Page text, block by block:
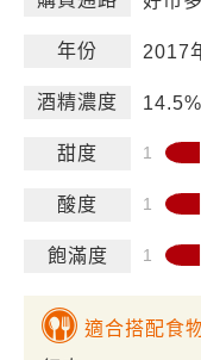
年份 2017
酒精濃度 14.5%
甜度
酸度
飽滿度
適合搭配食物